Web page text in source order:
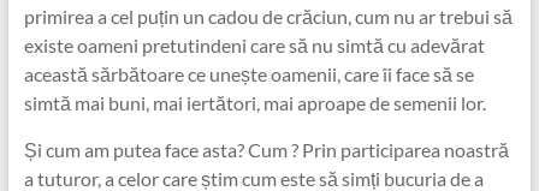
primirea a cel puțin un cadou de crăciun, cum nu ar trebui să
existe oameni pretutindeni care să nu simtă cu adevărat
această sărbătoare ce unește oamenii, care îi face să se
simtă mai buni, mai iertători, mai aproape de semenii lor.
Și cum am putea face asta? Cum ? Prin participarea noastră
a tuturor, a celor care știm cum este să simți bucuria de a